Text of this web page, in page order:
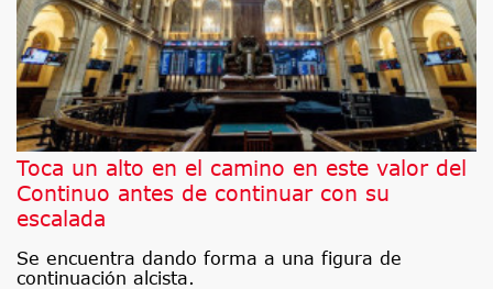
Toca un alto en el camino en este valor del
Continuo antes de continuar con su
escalada
Se encuentra dando forma a una figura de
continuación alcista.